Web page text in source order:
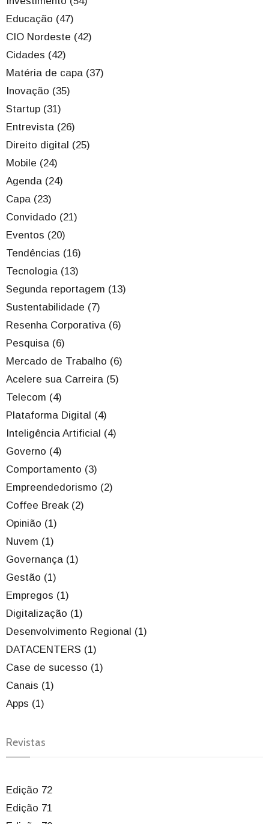
Educação (47)
CIO Nordeste (42)
Cidades (42)
Matéria de capa (37)
Inovação (35)
Startup (31)
Entrevista (26)
Direito digital (25)
Mobile (24)
Agenda (24)
Capa (23)
Convidado (21)
Eventos (20)
Tendências (16)
Tecnologia (13)
Segunda reportagem (13)
Sustentabilidade (7)
Resenha Corporativa (6)
Pesquisa (6)
Mercado de Trabalho (6)
Acelere sua Carreira (5)
Telecom (4)
Plataforma Digital (4)
Inteligência Artificial (4)
Governo (4)
Comportamento (3)
Empreendedorismo (2)
Coffee Break (2)
Opinião (1)
Nuvem (1)
Governança (1)
Gestão (1)
Empregos (1)
Digitalização (1)
Desenvolvimento Regional (1)
DATACENTERS (1)
Case de sucesso (1)
Canais (1)
Apps (1)
Revistas
Edição 72
Edição 71